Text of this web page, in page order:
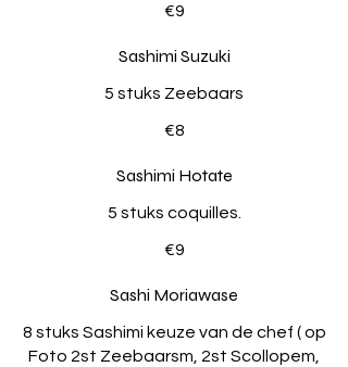
€9
Sashimi Suzuki
5 stuks Zeebaars
€8
Sashimi Hotate
5 stuks coquilles.
€9
Sashi Moriawase
8 stuks Sashimi keuze van de chef ( op
Foto 2st Zeebaarsm, 2st Scollopem,